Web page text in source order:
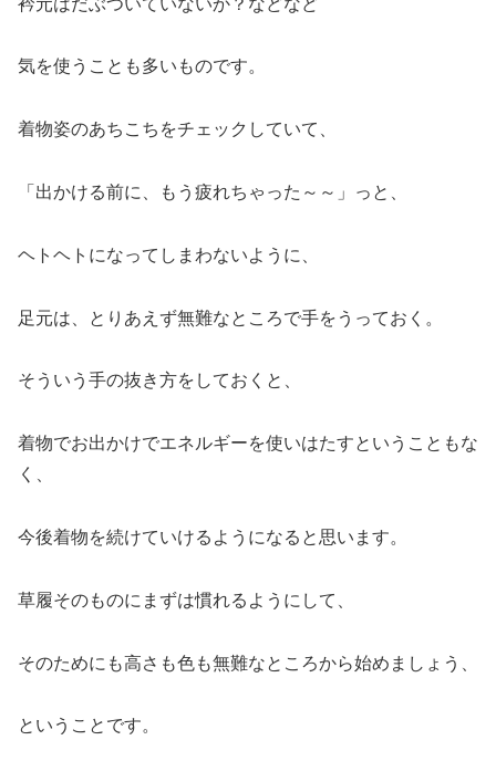
気を使うことも多いものです。
着物姿のあちこちをチェックしていて、
「出かける前に、もう疲れちゃった～～」っと、
ヘトヘトになってしまわないように、
足元は、とりあえず無難なところで手をうっておく。
そういう手の抜き方をしておくと、
着物でお出かけでエネルギーを使いはたすということもな
く、
今後着物を続けていけるようになると思います。
草履そのものにまずは慣れるようにして、
そのためにも高さも色も無難なところから始めましょう、
ということです。